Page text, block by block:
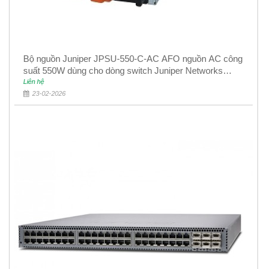
Bộ nguồn Juniper JPSU-550-C-AC AFO nguồn AC công
suất 550W dùng cho dòng switch Juniper Networks
EX4400
Liên hệ
23-02-2026